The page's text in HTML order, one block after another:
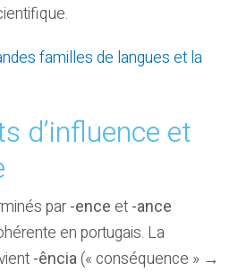
familles de langues et la
d’influence et
par-ence et -ance
en portugais. La
-ência(« conséquence » →